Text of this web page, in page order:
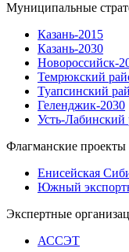
Муниципальные
Казань-2015
Казань-2030
Новороссийск-
Темрюкский
Туапсинский
Геленджик-2030
Усть-Лабинский
Флагманские проекты
Енисейская
Южный
Экспертные
АССЭТ